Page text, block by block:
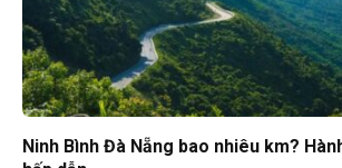
Ninh Bình Đà Nẵng bao nhiêu km?